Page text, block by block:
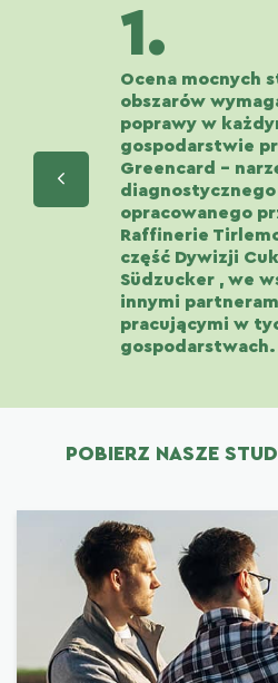
1.
Ocena mocnych
obszarów
poprawy w
gospodarstwie
Greencard –
diagnostycznego
opracowanego
Raffinerie
część Dywizji
Südzucker , we
innymi
pracującymi w
gospodarstwach.
POBIERZ NASZE